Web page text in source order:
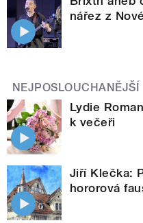
nářez z
NEJPOSLOUCHANĚJŠÍ
Lydie
k večeři
Jiří Klečka:
hororová